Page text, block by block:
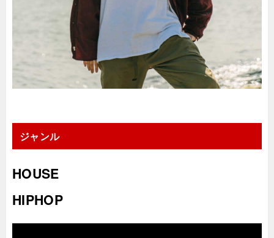
ジャンル
HOUSE
HIPHOP